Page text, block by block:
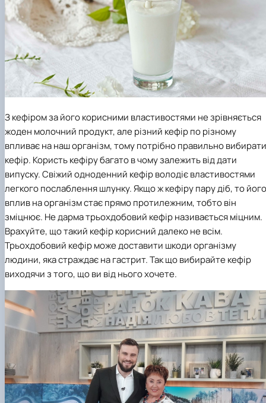
З кефіром за його корисними властивостями не зрівняється
жоден молочний продукт, але різний кефір по різному
впливає на наш організм, тому потрібно правильно вибирати
кефір. Користь кефіру багато в чому залежить від дати
випуску. Свіжий одноденний кефір володіє властивостями
легкого послаблення шлунку. Якщо ж кефіру пару діб, то його
вплив на організм стає прямо протилежним, тобто він
зміцнює. Не дарма трьохдобовий кефір називається міцним.
Врахуйте, що такий кефір корисний далеко не всім.
Трьохдобовий кефір може доставити шкоди організму
людини, яка страждає на гастрит. Так що вибирайте кефір
виходячи з того, що ви від нього хочете.